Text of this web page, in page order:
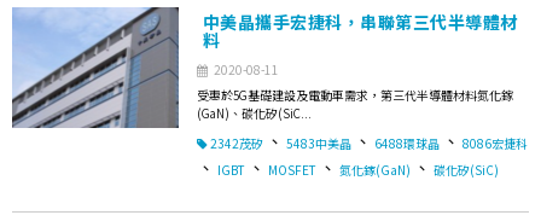
中美晶攜手宏捷科，串聯第三代半導體材
料
2020-08-11
受惠於5G基礎建設及電動車需求，第三代半導體材料氮化鎵
(GaN)、碳化矽(SiC...
2342茂矽 、 5483中美晶 、 6488環球晶 、 8086宏捷科
、 IGBT 、 MOSFET 、 氮化鎵(GaN) 、 碳化矽(SiC)